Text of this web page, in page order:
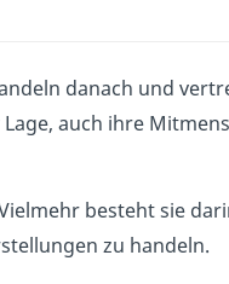
danach und
Lage, auch ihre
besteht sie
zu handeln.